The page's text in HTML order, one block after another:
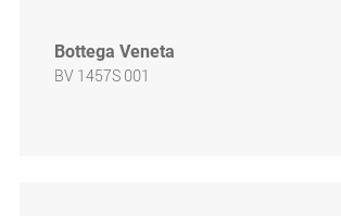
Bottega Veneta
BV 1457S 001